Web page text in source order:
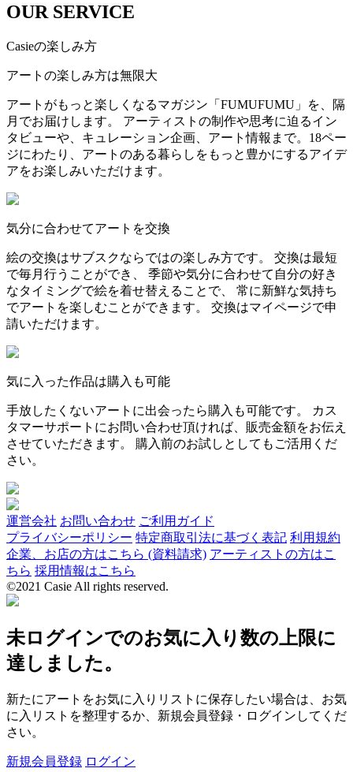
OUR SERVICE
Casieの楽しみ方
アートの楽しみ方は無限大
アートがもっと楽しくなるマガジン「FUMUFUMU」を、隔
月でお届けします。 アーティストの制作や思考に迫るイン
タビューや、キュレーション企画、アート情報まで。18ペー
ジにわたり、アートのある暮らしをもっと豊かにするアイデ
アをお楽しみいただけます。
気分に合わせてアートを交換
絵の交換はサブスクならではの楽しみ方です。 交換は最短
で毎月行うことができ、 季節や気分に合わせて自分の好き
なタイミングで絵を着せ替えることで、 常に新鮮な気持ち
でアートを楽しむことができます。 交換はマイページで申
請いただけます。
気に入った作品は購入も可能
手放したくないアートに出会ったら購入も可能です。 カス
タマーサポートにお問い合わせ頂ければ、販売金額をお伝え
させていただきます。 購入前のお試しとしてもご活用くだ
さい。
運営会社 お問い合わせ ご利用ガイド
プライバシーポリシー 特定商取引法に基づく表記 利用規約
企業、お店の方はこちら (資料請求) アーティストの方はこ
ちら 採用情報はこちら
©2021 Casie All rights reserved.
未ログインでのお気に入り数の上限に
達しました。
新たにアートをお気に入りリストに保存したい場合は、お気
に入リストを整理するか、新規会員登録・ログインしてくだ
さい。
新規会員登録 ログイン